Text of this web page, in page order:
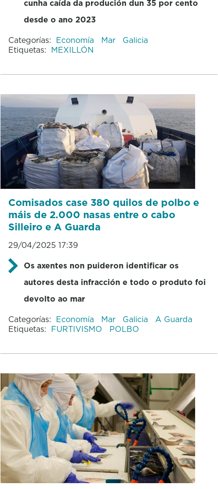
cunha caída da produción dun 35 por cento
desde o ano 2023
Categorías: Economía Mar
Galicia
Etiquetas: MEXILLÓN
Comisados case 380 quilos de polbo e
máis de 2.000 nasas entre o cabo
Silleiro e A Guarda
29/04/2025 17:39
Os axentes non puideron identificar os
autores desta infracción e todo o produto foi
devolto ao mar
Categorías: Economía Mar Galicia
A Guarda
Etiquetas: FURTIVISMO POLBO